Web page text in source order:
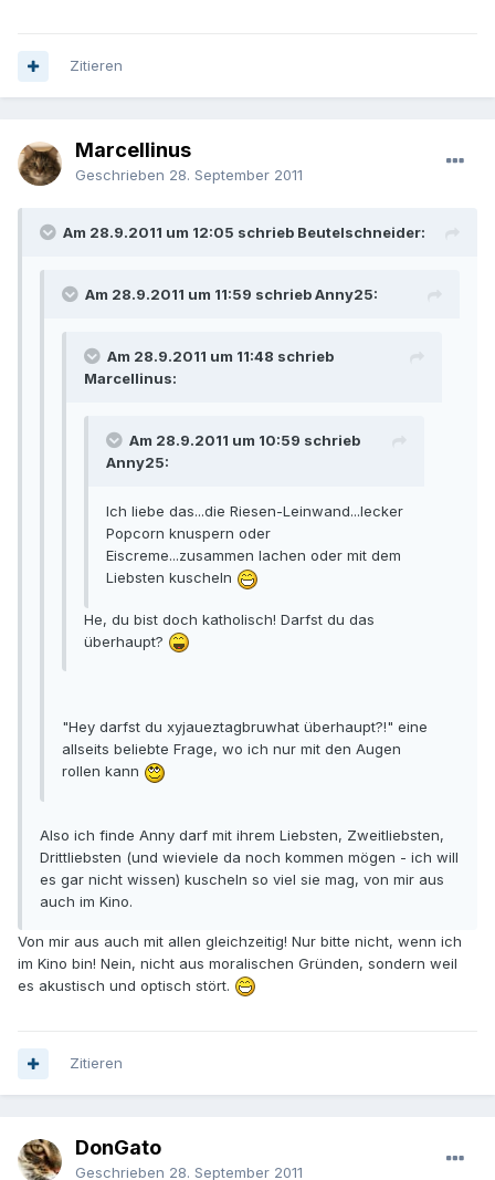
Zitieren
Marcellinus
Geschrieben 28. September 2011
Am 28.9.2011 um 12:05 schrieb Beutelschneider:
Am 28.9.2011 um 11:59 schrieb Anny25:
Am 28.9.2011 um 11:48 schrieb
Marcellinus:
Am 28.9.2011 um 10:59 schrieb
Anny25:
Ich liebe das...die Riesen-Leinwand...lecker
Popcorn knuspern oder
Eiscreme...zusammen lachen oder mit dem
Liebsten kuscheln
He, du bist doch katholisch! Darfst du das
überhaupt?
"Hey darfst du xyjaueztagbruwhat überhaupt?!" eine
allseits beliebte Frage, wo ich nur mit den Augen
rollen kann
Also ich finde Anny darf mit ihrem Liebsten, Zweitliebsten,
Drittliebsten (und wieviele da noch kommen mögen - ich will
es gar nicht wissen) kuscheln so viel sie mag, von mir aus
auch im Kino.
Von mir aus auch mit allen gleichzeitig! Nur bitte nicht, wenn ich
im Kino bin! Nein, nicht aus moralischen Gründen, sondern weil
es akustisch und optisch stört.
Zitieren
DonGato
Geschrieben 28. September 2011